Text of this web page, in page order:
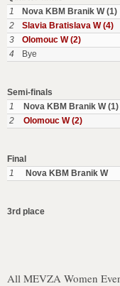
1
Nova KBM Branik W (1)
2
Slavia Bratislava W (4)
3
Olomouc W (2)
4
Bye
Semi-finals
1
Nova KBM Branik W (1)
2
Olomouc W (2)
Final
1
Nova KBM Branik W
3rd place
All MEVZA Women